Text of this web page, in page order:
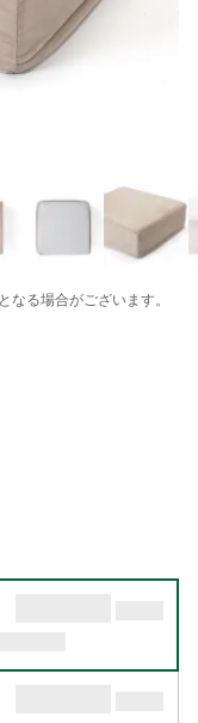
る場合がございます。